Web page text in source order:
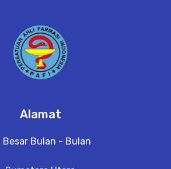
Alamat
Besar Bulan - Bulan